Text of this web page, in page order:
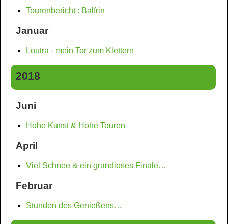
Tourenbericht : Balfrin
Januar
Loutra - mein Tor zum Klettern
2018
Juni
Hohe Kunst & Hohe Touren
April
Viel Schnee & ein grandioses Finale…
Februar
Stunden des Genießens…